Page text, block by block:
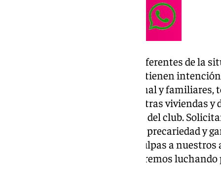
«Nos han dado seis versiones diferentes de la
venta del club. Sabemos que no tienen
afectando a nuestra vida personal y
para afrontar los pagos de nuestras viviendas
nuestro malestar por la gestión del club.
urgentes para esta situación de precariedad y
mínimas. Queremos pedir disculpas a
empatizáis con nosotros. Seguiremos